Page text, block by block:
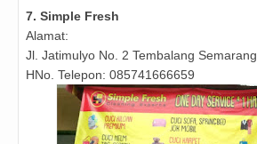
7. Simple Fresh
Alamat:
Jl. Jatimulyo No. 2 Tembalang Semarang
HNo. Telepon: 085741666659